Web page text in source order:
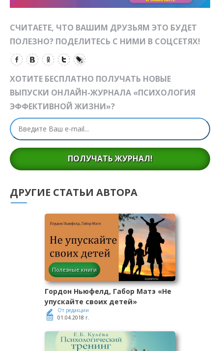
СЧИТАЕТЕ, ЧТО ВАШИМ ДРУЗЬЯМ ЭТО БУДЕТ
ПОЛЕЗНО? ПОДЕЛИТЕСЬ С НИМИ В СОЦСЕТЯХ!
ХОТИТЕ БЕСПЛАТНО ПОЛУЧАТЬ НОВЫЕ
ВЫПУСКИ ОНЛАЙН-ЖУРНАЛА «ПСИХОЛОГИЯ
ЭФФЕКТИВНОЙ ЖИЗНИ»?
ПОЛУЧАТЬ ЖУРНАЛ!
ДРУГИЕ СТАТЬИ АВТОРА
Полезные книги
Гордон Ньюфелд, Габор Матэ «Не
упускайте своих детей»
От редакции
01.04.2018 г.